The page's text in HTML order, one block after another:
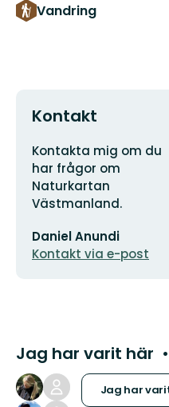
Vandring
Kontakt
Adress
Kontakta mig om du
har frågor om
Naturkartan
Västmanland.
postadress
Daniel Anundi
Kontakt via e-post
Jag har varit här
Jag har